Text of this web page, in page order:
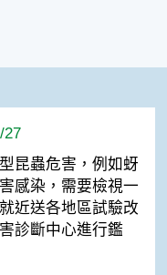
27
昆蟲危害，例如蚜
感染，需要檢視一
近送各地區試驗改
診斷中心進行鑑